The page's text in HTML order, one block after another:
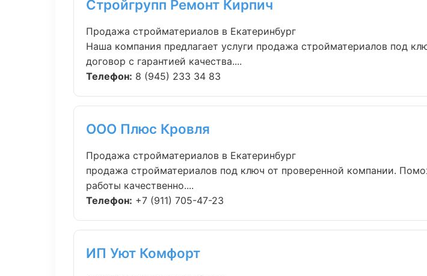
Стройгрупп Ремонт Кирпич
Продажа стройматериалов в Екатеринбург
Наша компания предлагает услуги продажа стройматериалов под
договор с гарантией качества....
Телефон: 8 (945) 233 34 83
ООО Плюс Кровля
Продажа стройматериалов в Екатеринбург
продажа стройматериалов под ключ от проверенной компании.
работы качественно....
Телефон: +7 (911) 705-47-23
ИП Уют Комфорт